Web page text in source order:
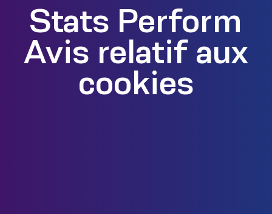
Stats Perform
Avis relatif aux
cookies